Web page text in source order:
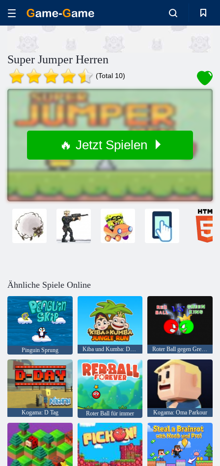
Super Jumper Herren
(Total 10)
🔥 Jetzt Spielen
Ähnliche Spiele Online
Pinguin Sprung Kiba und Kumba: Dschungellauf Roter Ball gegen Green King
Kogama: D Tag Roter Ball für immer Kogama: Oma Parkour